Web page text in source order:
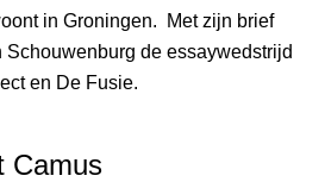
in Groningen. Met zijn brief
Schouwenburg de essaywedstrijd
en De Fusie.
Camus